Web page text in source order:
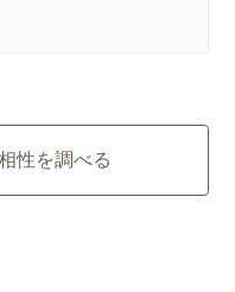
性を調べる